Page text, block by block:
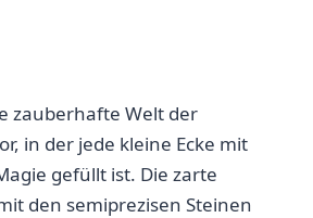
zauberhafte Welt⁣ der
in der jede kleine‌ Ecke‌ mit
gefüllt ist. Die zarte
den semiprezisen Steinen